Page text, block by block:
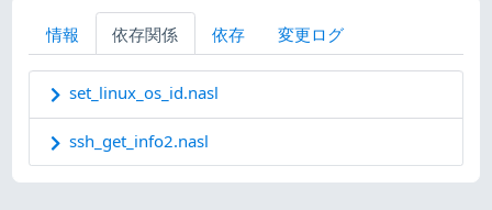
情報 依存関係 依存 変更ログ
set_linux_os_id.nasl
ssh_get_info2.nasl